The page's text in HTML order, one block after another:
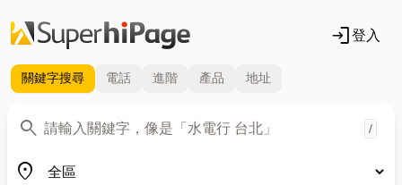
login登入
關鍵字搜尋 電話 進階 產品 地址
search
關鍵字 /
place
地區